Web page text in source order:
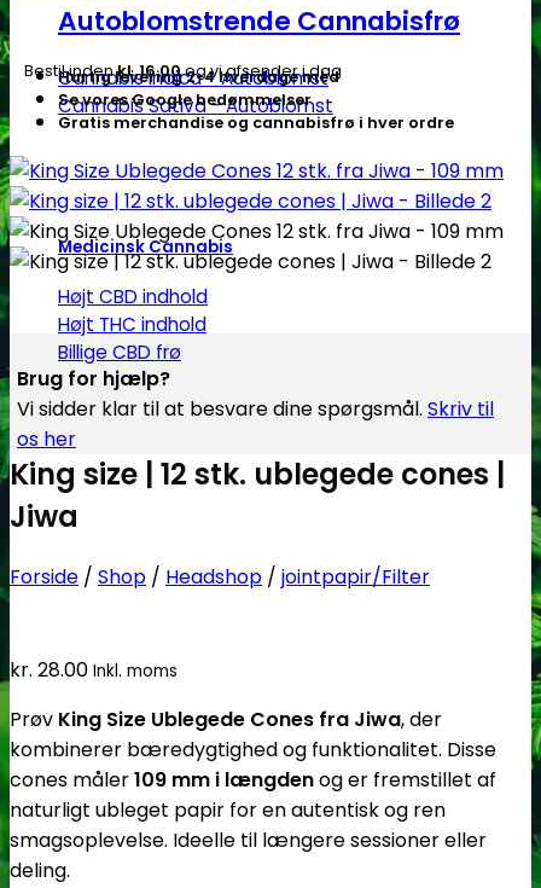
Autoblomstrende Cannabisfrø
Cannabis Indica - Autoblomst
Cannabis Sativa - Autoblomst
Medicinsk Cannabis
Højt CBD indhold
Højt THC indhold
Billige CBD frø
Bestil indenkl. 16.00og vi afsender i dag
Hurtig levering 2-4 hverdage med
Se vores Google bedømmelser
Gratis merchandise og cannabisfrø i hver ordre
Brug for hjælp?
Vi sidder klar til at besvare dine spørgsmål. Skriv til
os her
King size | 12 stk. ublegede cones |
Jiwa
Forside / Shop / Headshop / jointpapir/Filter
kr. 28.00 Inkl. moms
Prøv King Size Ublegede Cones fra Jiwa, der
kombinerer bæredygtighed og funktionalitet. Disse
cones måler109 mm i længdenog er fremstillet af
naturligt ubleget papir for en autentisk og ren
smagsoplevelse. Ideelle til længere sessioner eller
deling.